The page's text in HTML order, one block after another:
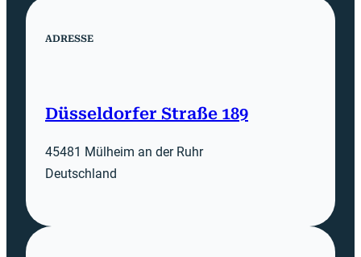
ADRESSE
Düsseldorfer Straße 189
45481 Mülheim an der Ruhr
Deutschland